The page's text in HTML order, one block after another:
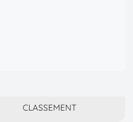
CLASSEMENT